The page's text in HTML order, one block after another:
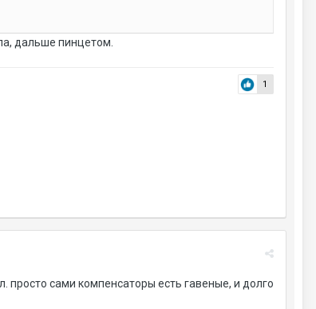
дальше пинцетом.
1
просто сами компенсаторы есть гавеные, и долго